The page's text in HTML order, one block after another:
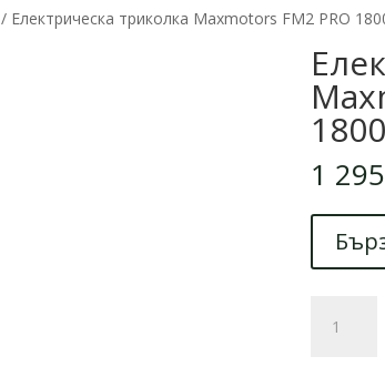
/ Електрическа триколка Maxmotors FM2 PRO
1